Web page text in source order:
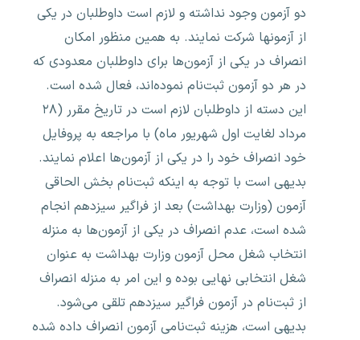
دو آزمون وجود نداشته و لازم است داوطلبان در یکی
از آزمونها شرکت نمایند. به همین منظور امکان
انصراف در یکی از آزمون‌ها برای داوطلبان معدودی که
در هر دو آزمون ثبت‌نام نموده‌اند، فعال شده است.
این دسته از داوطلبان لازم است در تاریخ مقرر (۲۸
مرداد لغایت اول شهریور ماه) با مراجعه به پروفایل
خود انصراف خود را در یکی از آزمون‌ها اعلام نمایند.
بدیهی است با توجه به اینکه ثبت‌نام بخش الحاقی
آزمون (وزارت بهداشت) بعد از فراگیر سیزدهم انجام
شده است، عدم انصراف در یکی از آزمون‌ها به منزله
انتخاب شغل محل آزمون وزارت بهداشت به عنوان
شغل انتخابی نهایی بوده و این امر به منزله انصراف
از ثبت‌نام در آزمون فراگیر سیزدهم تلقی می‌شود.
بدیهی است، هزینه ثبت‌نامی آزمون انصراف داده شده